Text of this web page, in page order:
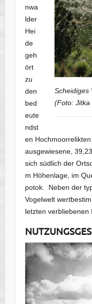
Scheidiges
(Foto: Jitka
nwa
lder
Hei
de
geh
ört
zu
den
bed
eute
ndst
en
ausgewiesene,
sich südlich der
m Höhenlage, im
potok. Neben der
Vogelwelt
letzten verbliebenen